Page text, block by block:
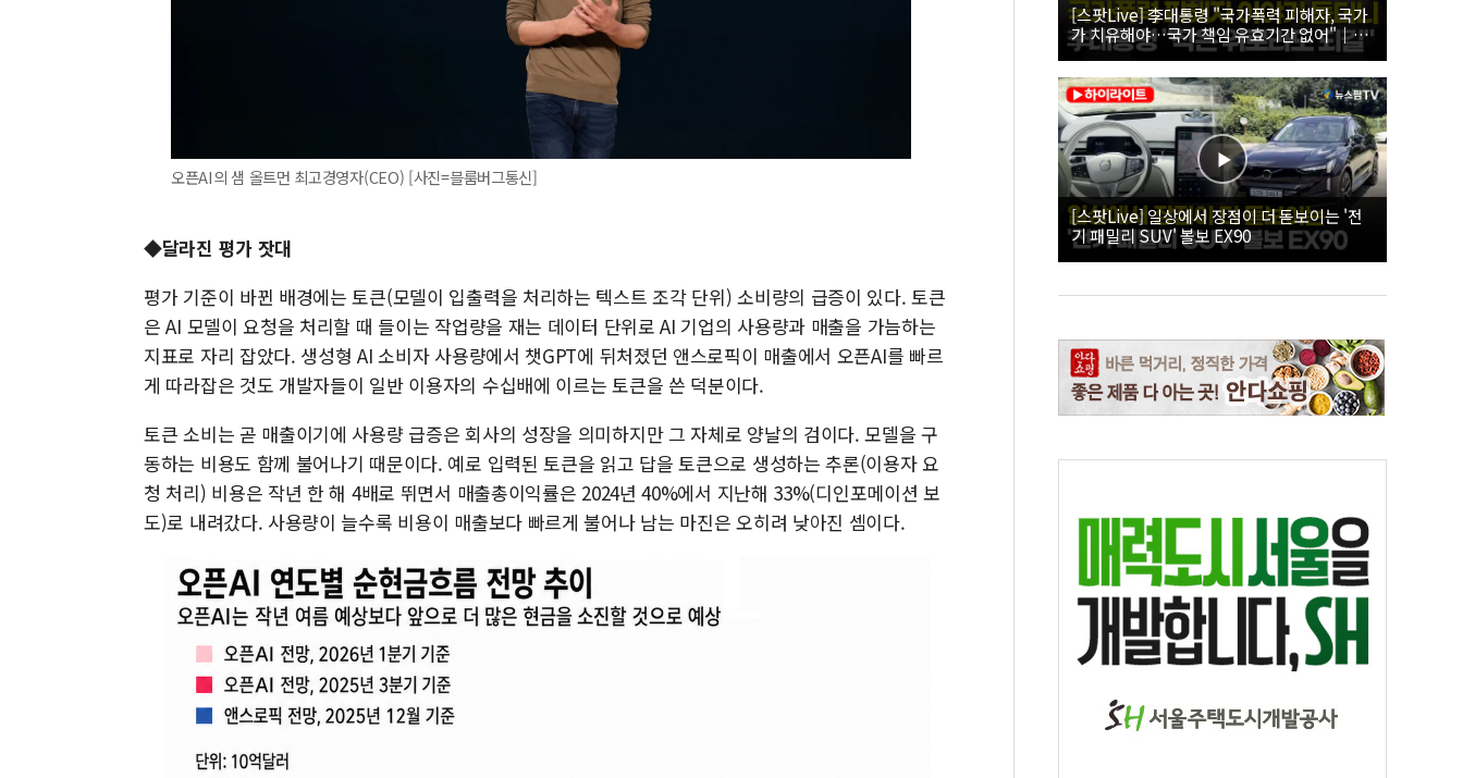
오픈AI의 샘 올트먼 최고경영자(CEO) [사진=블룸버그통신]
◆달라진 평가 잣대
평가 기준이 바뀐 배경에는 토큰(모델이 입출력을 처리하는 텍스트 조각 단위) 소비량의 급증이 있다. 토큰
은 AI 모델이 요청을 처리할 때 들이는 작업량을 재는 데이터 단위로 AI 기업의 사용량과 매출을 가늠하는
지표로 자리 잡았다. 생성형 AI 소비자 사용량에서 챗GPT에 뒤처졌던 앤스로픽이 매출에서 오픈AI를 빠르
게 따라잡은 것도 개발자들이 일반 이용자의 수십배에 이르는 토큰을 쓴 덕분이다.
토큰 소비는 곧 매출이기에 사용량 급증은 회사의 성장을 의미하지만 그 자체로 양날의 검이다. 모델을 구
동하는 비용도 함께 불어나기 때문이다. 예로 입력된 토큰을 읽고 답을 토큰으로 생성하는 추론(이용자 요
청 처리) 비용은 작년 한 해 4배로 뛰면서 매출총이익률은 2024년 40%에서 지난해 33%(디인포메이션 보
도)로 내려갔다. 사용량이 늘수록 비용이 매출보다 빠르게 불어나 남는 마진은 오히려 낮아진 셈이다.
[스팟Live] 李대통령 "국가폭력 피해자, 국가
가 치유해야…국가 책임 유효기간 없어"｜
26.08.07 국가폭력 피해자 위로 오찬
[스팟Live] 일상에서 장점이 더 돋보이는 '전
기 패밀리 SUV' 볼보 EX90